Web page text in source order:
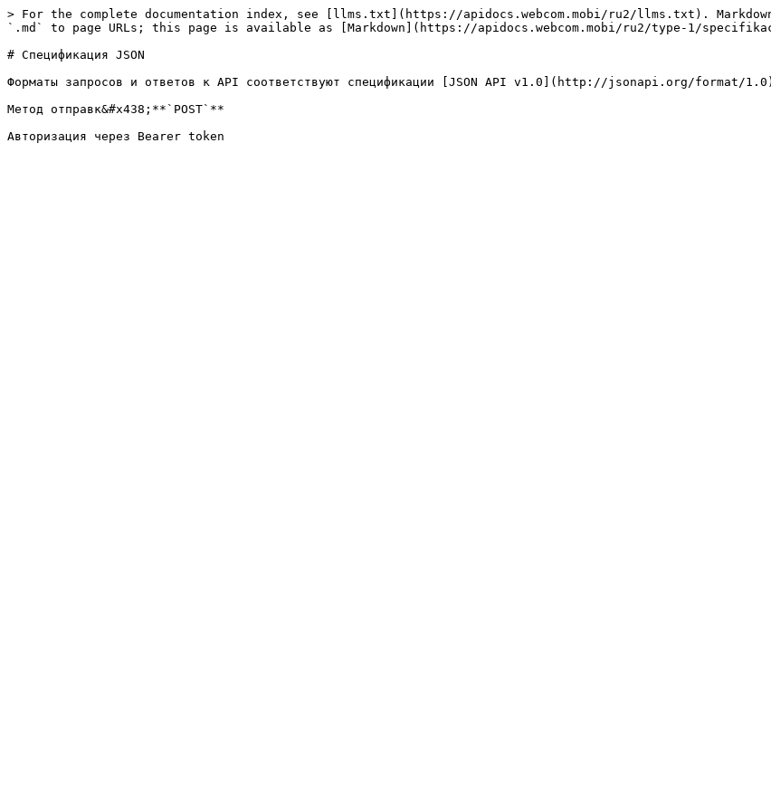
> For the complete documentation index, see [llms.txt](https://apidocs.webcom.mobi/ru2/llms.txt).
`.md` to page URLs; this page is available as [Markdown](https://apidocs.webcom.mobi/ru2/type-1/
# Спецификация JSON
Форматы запросов и ответов к API соответствуют спецификации [JSON API v1.0](http://jsonapi.org/format/
Метод отправк&#x438;**`POST`**